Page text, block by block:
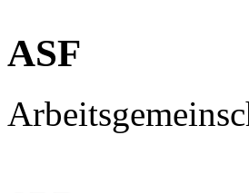
ASF